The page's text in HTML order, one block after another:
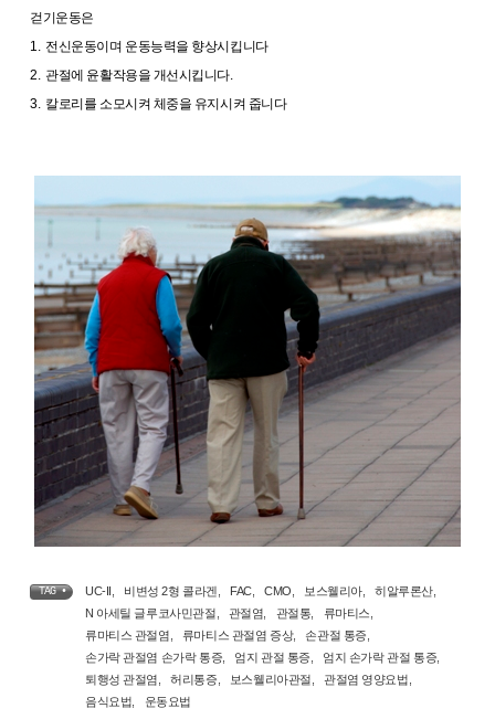
걷기운동은
1. 전신운동이며 운동능력을 향상시킵니다
2. 관절에 윤활작용을 개선시킵니다.
3. 칼로리를 소모시켜 체중을 유지시켜 줍니다
TAG • UC-II 비변성 2형 콜라겐 FAC, CMO 보스웰리아, 히알루론산,
N 아세틸 글루코사민관절
관절염 관절통 류마티스
류마티스 관절염
류마티스 관절염 증상, 손관절 통증
손가락 관절염 손가락 통증
엄지 관절 통증 엄지 손가락 관절 통증
퇴행성 관절염
허리통증 보스웰리아관절 관절염 영양요법
음식요법
운동요법